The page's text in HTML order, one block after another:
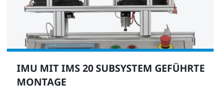
IMU MIT IMS 20 SUBSYSTEM GEFÜHRTE
MONTAGE